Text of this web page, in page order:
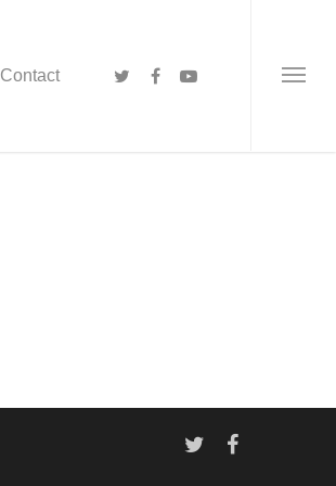
Contact